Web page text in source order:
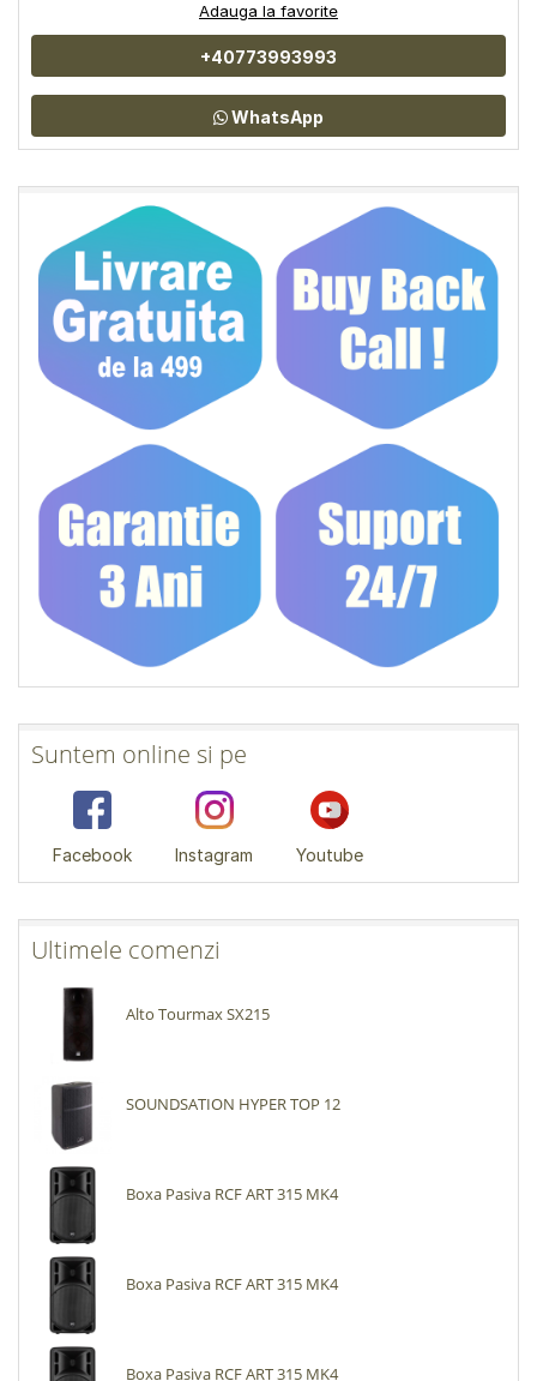
Adauga la favorite
+40773993993
WhatsApp
Suntem online si pe
Facebook Instagram Youtube
Ultimele comenzi
Alto Tourmax SX215
SOUNDSATION HYPER TOP 12
Boxa Pasiva RCF ART 315 MK4
Boxa Pasiva RCF ART 315 MK4
Boxa Pasiva RCF ART 315 MK4